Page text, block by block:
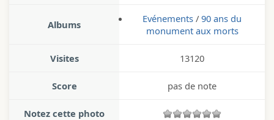
Albums Evénements / 90 ans du
monument aux morts
Visites 13120
Score pas de note
Notez cette photo